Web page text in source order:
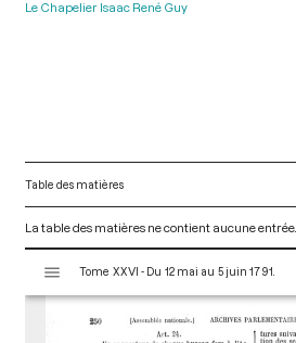
Le Chapelier Isaac René Guy
Table des matières
La table des matières ne contient aucune entrée.
s
Tome XXVI - Du 12 mai au 5 juin 1791.